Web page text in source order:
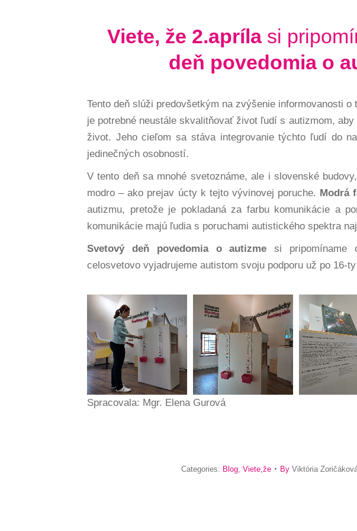
Viete, že 2.aprílasi
deň povedomia o
Tento deň slúži predovšetkým na zvýšenie informovanosti
je potrebné neustále skvalitňovať život ľudí s autizmom,
život. Jeho cieľom sa stáva integrovanie týchto ľudí do
jedinečných osobností.
V tento deň sa mnohé svetoznáme, ale i slovenské
modro – ako prejav úcty k tejto vývinovej poruche. Modrá
autizmu, pretože je pokladaná za farbu komunikácie a
komunikácie majú ľudia s poruchami autistického spektra
Svetový deň povedomia o autizme si pripomíname
celosvetovo vyjadrujeme autistom svoju podporu už po 16-
Spracovala: Mgr. Elena Gurová
Categories: Blog, Viete,že By Viktória